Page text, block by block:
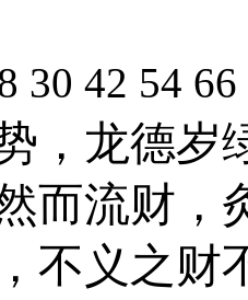
30 42 54
，龙德岁
而流财，
不义之财